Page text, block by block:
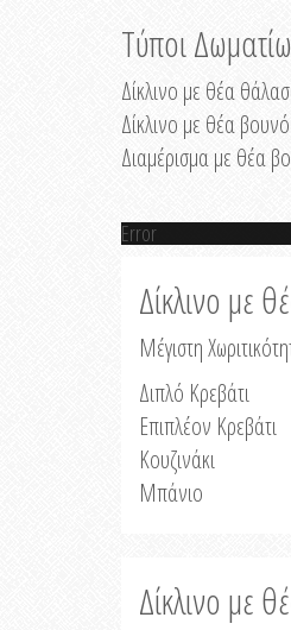
Τύποι
Δίκλινο με θέα
Δίκλινο με θέα βουνό
Διαμέρισμα με θέα
Error
Δίκλινο με
Μέγιστη
Διπλό Κρεβάτι
Επιπλέον Κρεβάτι
Κουζινάκι
Μπάνιο
Δίκλινο με